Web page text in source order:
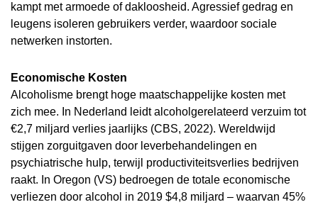
kampt met armoede of dakloosheid. Agressief gedrag en
leugens isoleren gebruikers verder, waardoor sociale
netwerken instorten.
Economische Kosten
Alcoholisme brengt hoge maatschappelijke kosten met
zich mee. In Nederland leidt alcoholgerelateerd verzuim tot
€2,7 miljard verlies jaarlijks (CBS, 2022). Wereldwijd
stijgen zorguitgaven door leverbehandelingen en
psychiatrische hulp, terwijl productiviteitsverlies bedrijven
raakt. In Oregon (VS) bedroegen de totale economische
verliezen door alcohol in 2019 $4,8 miljard – waarvan 45%